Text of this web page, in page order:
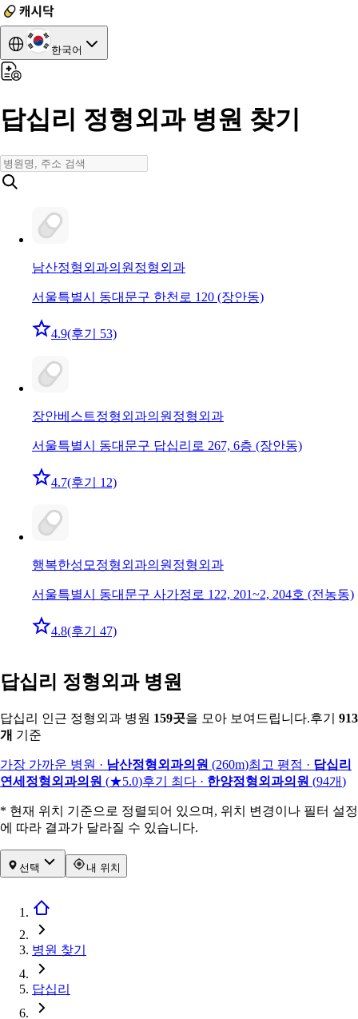
한국어
답십리 정형외과 병원 찾기
남산정형외과의원 정형외과
서울특별시 동대문구 한천로 120 (장안동)
4.9(후기 53)
장안베스트정형외과의원 정형외과
서울특별시 동대문구 답십리로 267, 6층 (장안동)
4.7(후기 12)
행복한성모정형외과의원 정형외과
서울특별시 동대문구 사가정로 122, 201~2, 204호 (전농동)
4.8(후기 47)
답십리 정형외과 병원
답십리 인근 정형외과 병원 159곳을 모아 보여드립니다.후기
913
개 기준
가장 가까운 병원 · 남산정형외과의원 (260m)최고 평점 · 답십리
연세정형외과의원 (★5.0)후기 최다 · 한양정형외과의원 (94개)
* 현재 위치 기준으로 정렬되어 있으며, 위치 변경이나 필터 설정
에 따라 결과가 달라질 수 있습니다.
선택 내 위치
병원 찾기
답십리